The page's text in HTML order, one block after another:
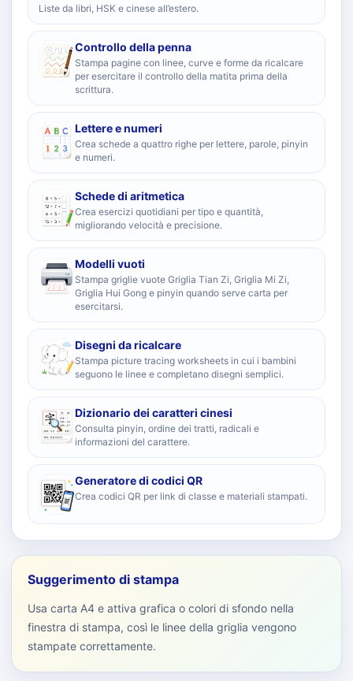
Liste da libri, HSK e cinese all’estero.
Controllo della penna
Stampa pagine con linee, curve e forme da ricalcare
per esercitare il controllo della matita prima della
scrittura.
Lettere e numeri
Crea schede a quattro righe per lettere, parole, pinyin
e numeri.
Schede di aritmetica
Crea esercizi quotidiani per tipo e quantità,
migliorando velocità e precisione.
Modelli vuoti
Stampa griglie vuote Griglia Tian Zi, Griglia Mi Zi,
Griglia Hui Gong e pinyin quando serve carta per
esercitarsi.
Disegni da ricalcare
Stampa picture tracing worksheets in cui i bambini
seguono le linee e completano disegni semplici.
Dizionario dei caratteri cinesi
Consulta pinyin, ordine dei tratti, radicali e
informazioni del carattere.
Generatore di codici QR
Crea codici QR per link di classe e materiali stampati.
Suggerimento di stampa
Usa carta A4 e attiva grafica o colori di sfondo nella
finestra di stampa, così le linee della griglia vengono
stampate correttamente.